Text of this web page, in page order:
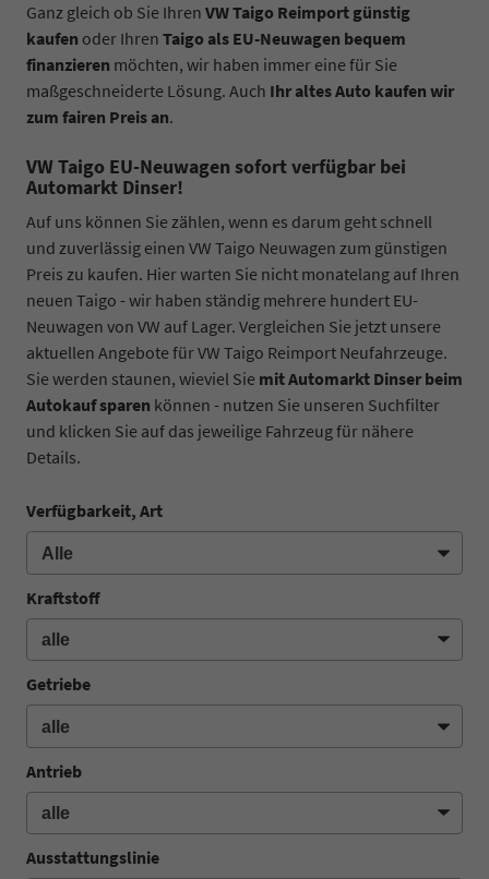
Ganz gleich ob Sie Ihren VW Taigo Reimport günstig
kaufen oder Ihren Taigo als EU-Neuwagen bequem
finanzieren möchten, wir haben immer eine für Sie
maßgeschneiderte Lösung. Auch Ihr altes Auto kaufen wir
zum fairen Preis an.
VW Taigo EU-Neuwagen sofort verfügbar bei
Automarkt Dinser!
Auf uns können Sie zählen, wenn es darum geht schnell
und zuverlässig einen VW Taigo Neuwagen zum günstigen
Preis zu kaufen. Hier warten Sie nicht monatelang auf Ihren
neuen Taigo - wir haben ständig mehrere hundert EU-
Neuwagen von VW auf Lager. Vergleichen Sie jetzt unsere
aktuellen Angebote für VW Taigo Reimport Neufahrzeuge.
Sie werden staunen, wieviel Sie mit Automarkt Dinser beim
Autokauf sparen können - nutzen Sie unseren Suchfilter
und klicken Sie auf das jeweilige Fahrzeug für nähere
Details.
Verfügbarkeit, Art
Kraftstoff
Getriebe
Antrieb
Ausstattungslinie